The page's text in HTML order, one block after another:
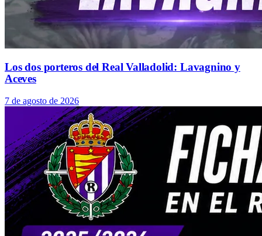
Los dos porteros del Real Valladolid: Lavagnino y
Aceves
7 de agosto de 2026